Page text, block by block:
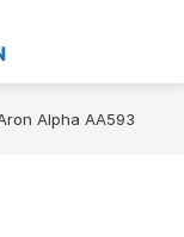
Alpha AA593